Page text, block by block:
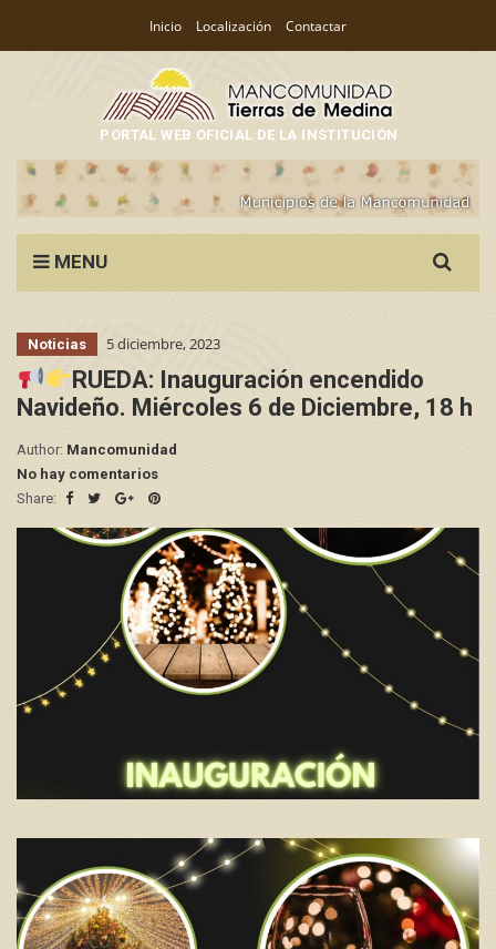
Inicio Localización Contactar
PORTAL WEB OFICIAL DE LA INSTITUCIÓN
MENU
for:
Noticias 5 diciembre, 2023
RUEDA: Inauguración encendido
Navideño. Miércoles 6 de Diciembre, 18 h
Author: Mancomunidad
No hay comentarios
Share: